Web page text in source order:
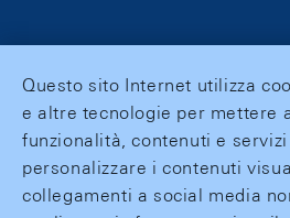
Questo sito Internet utilizza
e altre tecnologie per mettere
funzionalità, contenuti e
personalizzare i contenuti
collegamenti a social media